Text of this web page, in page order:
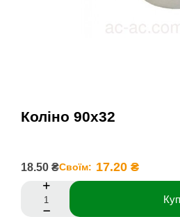
Коліно 90х32
18.50 ₴Своїм: 17.20 ₴